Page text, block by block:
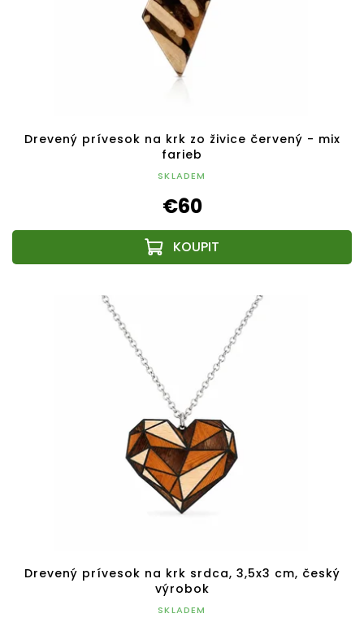
Drevený prívesok na krk zo živice červený - mix
farieb
SKLADEM
€60
Drevený prívesok na krk srdca, 3,5x3 cm, český
výrobok
SKLADEM